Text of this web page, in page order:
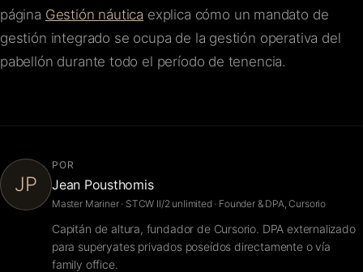
página Gestión náutica explica cómo un mandato de
gestión integrado se ocupa de la gestión operativa del
pabellón durante todo el período de tenencia.
JP
POR
Jean Pousthomis
Master Mariner · STCW II/2 unlimited · Founder & DPA, Cursorio
Capitán de altura, fundador de Cursorio. DPA externalizado
para superyates privados poseídos directamente o vía
family office.